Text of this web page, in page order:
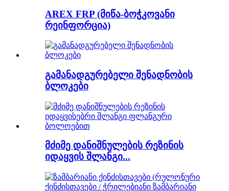
AREX FRP (მიწა-ბოჭკოვანი
რეინფორცია)
გამანადგურებელი შენადნობის
ბლოკები
მძიმე დანიშნულების რეზინის
იდაყვის შლანგი...